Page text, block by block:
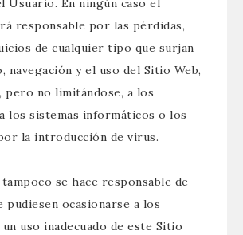
Usuario. En ningún caso el
responsable por las pérdidas,
de cualquier tipo que surjan
navegación y el uso del Sitio Web,
pero no limitándose, a los
los sistemas informáticos o los
la introducción de virus.
se hace responsable de
pudiesen ocasionarse a los
uso inadecuado de este Sitio